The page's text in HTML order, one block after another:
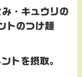
・キュウリの
トのつけ麺
トを摂取。